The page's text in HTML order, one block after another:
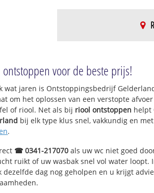
Loenen
Bosgebied Loenen
ontstoppen voor de beste prijs!
wat jaren is Ontstoppingsbedrijf
om het oplossen van een verstopte
of riool. Net als bij riool ontstoppen helpt
bij elk type klus snel, vakkundig en
.
☎ 0341-217070 als uw wc niet goed
ruikt of uw wasbak snel vol water loopt.
dezelfde dag nog geholpen en u krijgt